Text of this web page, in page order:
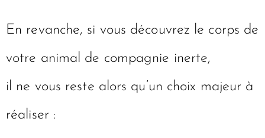
En revanche, si vous découvrez le corps de
votre animal de compagnie inerte,
il ne vous reste alors qu’un choix majeur à
réaliser :